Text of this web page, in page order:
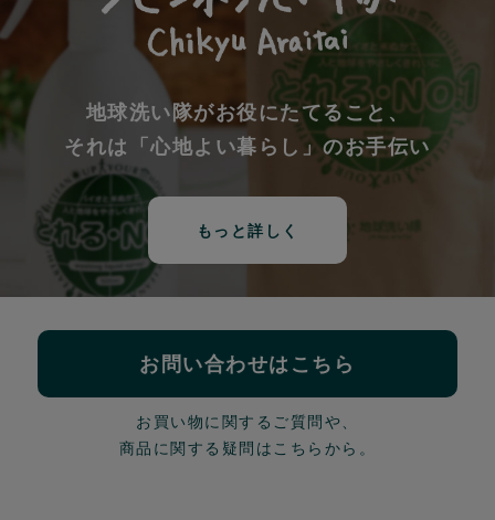
地球洗い隊がお役にたてること、
それは「心地よい暮らし」のお手伝い
もっと詳しく
お問い合わせはこちら
お買い物に関するご質問や、
商品に関する疑問はこちらから。